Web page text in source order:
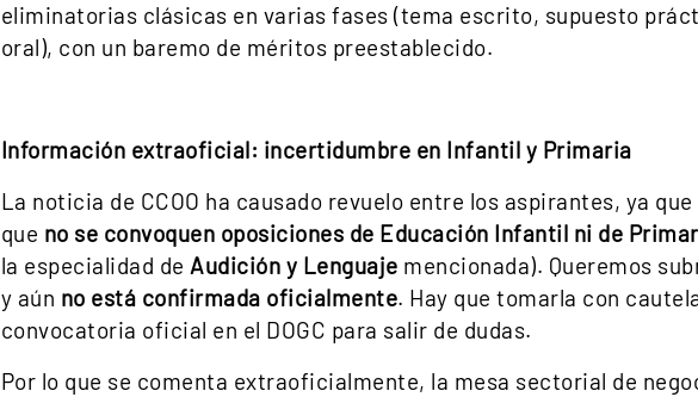
eliminatorias clásicas en varias fases (tema escrito, supuesto
oral), con un baremo de méritos preestablecido.
Información extraoficial: incertidumbre en Infantil y Primaria
La noticia de CCOO ha causado revuelo entre los aspirantes, ya
que no se convoquen oposiciones de Educación Infantil ni de
la especialidad de Audición y Lenguaje mencionada). Queremos
y aún no está confirmada oficialmente. Hay que tomarla con
convocatoria oficial en el DOGC para salir de dudas.
Por lo que se comenta extraoficialmente, la mesa sectorial de